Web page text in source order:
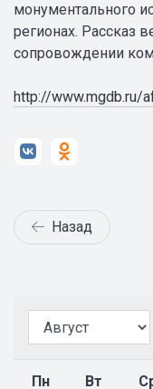
Пн Вт
монументального
регионах. Рассказ
сопровождении
http://www.mgdb.ru/
Назад